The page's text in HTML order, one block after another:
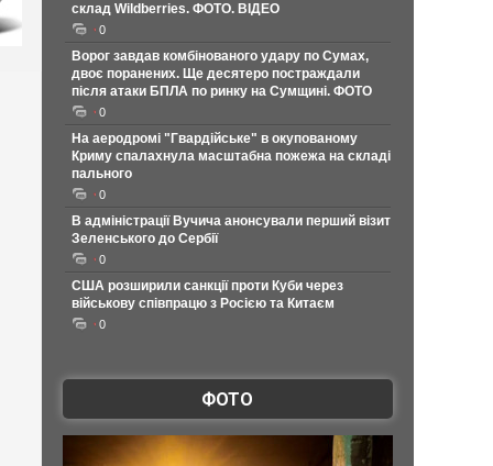
склад Wildberries. ФОТО. ВІДЕО
0
Ворог завдав комбінованого удару по Сумах,
двоє поранених. Ще десятеро постраждали
після атаки БПЛА по ринку на Сумщині. ФОТО
0
На аеродромі "Гвардійське" в окупованому
Криму спалахнула масштабна пожежа на складі
пального
0
В адміністрації Вучича анонсували перший візит
Зеленського до Сербії
0
США розширили санкції проти Куби через
військову співпрацю з Росією та Китаєм
0
ФОТО